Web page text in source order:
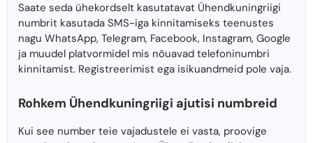
Saate seda ühekordselt kasutatavat Ühendkuningriigi
numbrit kasutada SMS-iga kinnitamiseks teenustes
nagu WhatsApp, Telegram, Facebook, Instagram, Google
ja muudel platvormidel mis nõuavad telefoninumbri
kinnitamist. Registreerimist ega isikuandmeid pole vaja.
Rohkem Ühendkuningriigi ajutisi numbreid
Kui see number teie vajadustele ei vasta, proovige